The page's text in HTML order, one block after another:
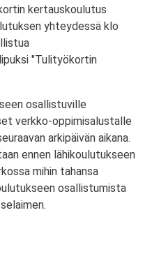
kertauskoulutus
yhteydessä klo
"Tulityökortin
osallistuville
verkko-oppimisalustalle
arkipäivän aikana.
ennen lähikoulutukseen
mihin tahansa
osallistumista